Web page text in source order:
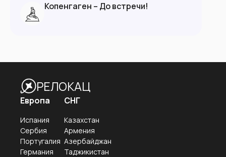
Копенгаген – До встречи!
РЕЛОКАЦ
Европа
Испания
Сербия
Португалия
Германия
СНГ
Казахстан
Армения
Азербайджан
Таджикистан